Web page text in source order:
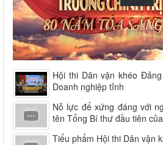
Hội thi Dân vận khéo
Doanh nghiệp tỉnh
Nỗ lực để xứng đáng với
tên Tổng Bí thư đầu tiên
Tiểu phẩm Hội thi Dân vận